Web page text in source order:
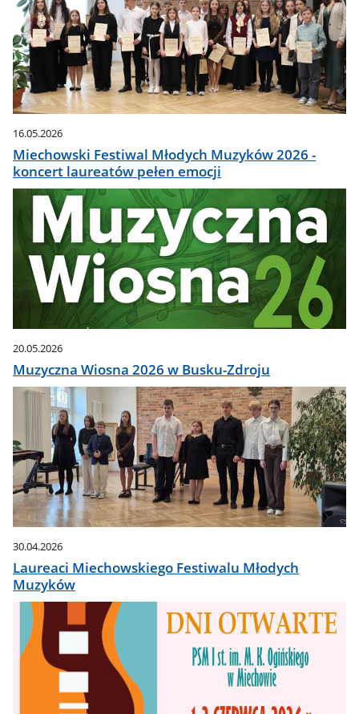
16.05.2026
Miechowski Festiwal Młodych Muzyków 2026 -
koncert laureatów pełen emocji
20.05.2026
Muzyczna Wiosna 2026 w Busku-Zdroju
30.04.2026
Laureaci Miechowskiego Festiwalu Młodych
Muzyków